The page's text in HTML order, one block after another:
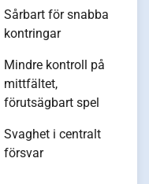
Sårbart för snabba
kontringar
Mindre kontroll på
mittfältet,
förutsägbart spel
Svaghet i centralt
försvar